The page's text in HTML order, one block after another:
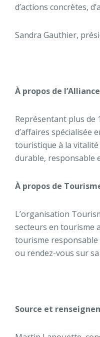
d’actions concrètes,
Sandra Gauthier,
À propos de
Représentant plus de
d’affaires spécialisée
touristique à la vitalité
durable, responsable
À propos de
L’organisation
secteurs en tourisme
tourisme responsable
ou rendez-vous sur
Source et